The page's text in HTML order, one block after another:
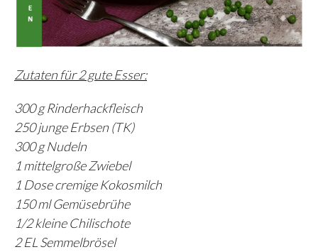
Zutaten für 2 gute Esser:
300 g Rinderhackfleisch
250 junge Erbsen (TK)
300 g Nudeln
1 mittelgroße Zwiebel
1 Dose cremige Kokosmilch
150 ml Gemüsebrühe
1/2 kleine Chilischote
2 EL Semmelbrösel